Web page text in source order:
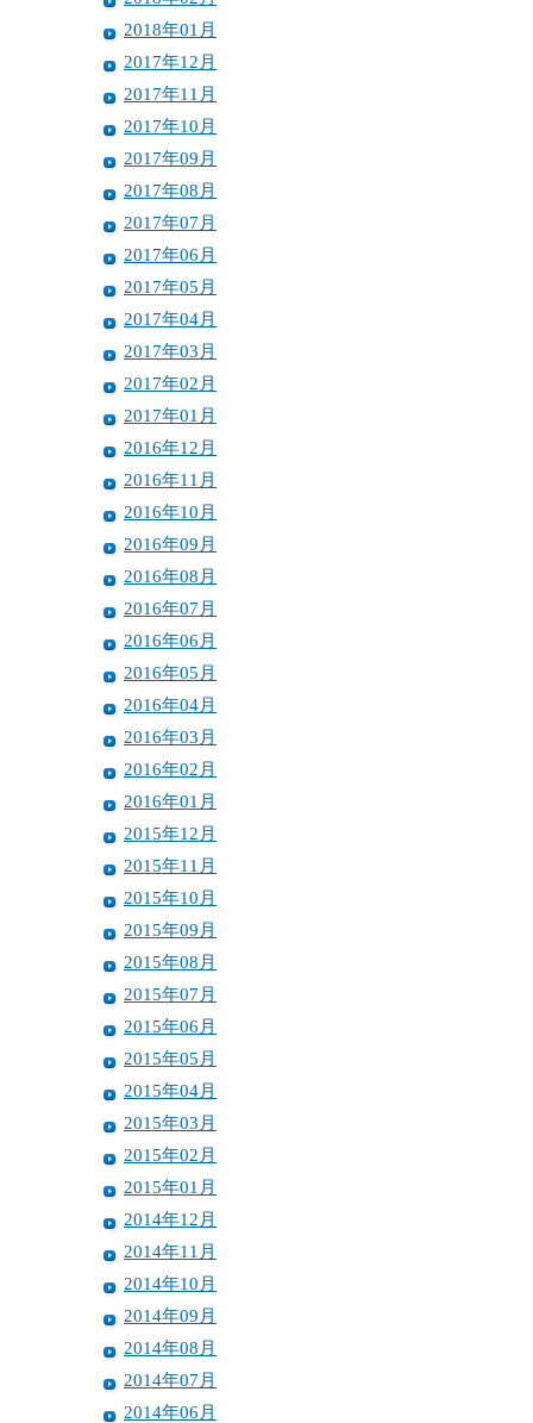
2018年01月
2017年12月
2017年11月
2017年10月
2017年09月
2017年08月
2017年07月
2017年06月
2017年05月
2017年04月
2017年03月
2017年02月
2017年01月
2016年12月
2016年11月
2016年10月
2016年09月
2016年08月
2016年07月
2016年06月
2016年05月
2016年04月
2016年03月
2016年02月
2016年01月
2015年12月
2015年11月
2015年10月
2015年09月
2015年08月
2015年07月
2015年06月
2015年05月
2015年04月
2015年03月
2015年02月
2015年01月
2014年12月
2014年11月
2014年10月
2014年09月
2014年08月
2014年07月
2014年06月